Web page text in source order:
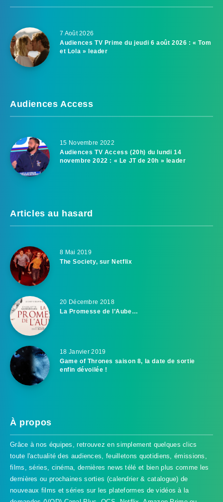
7 Août 2026
Audiences TV Prime du jeudi 6 août 2026 : « Tom
et Lola » leader
Audiences Access
15 Novembre 2022
Audiences TV Access (20h) du lundi 14
novembre 2022 : « Le JT de 20h » leader
Articles au hasard
8 Mai 2019
The Society, sur Netflix
20 Décembre 2018
La Promesse de l’Aube…
18 Janvier 2019
Game of Thrones saison 8, la date de sortie
enfin dévoilée !
À propos
Grâce à nos équipes, retrouvez en simplement quelques clics
toute l'actualité des audiences, feuilletons quotidiens, émissions,
films, séries, cinéma, dernières news télé et bien plus comme les
dernières ou prochaines sorties (calendrier & catalogue) de
nouveaux films et séries sur les plateformes de vidéos à la